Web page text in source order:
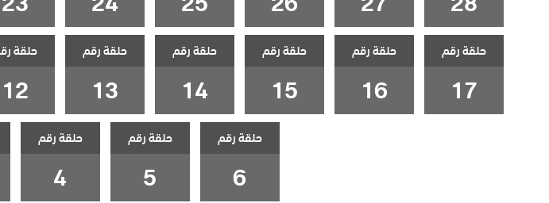
حلقة رقم
17
حلقة رقم
16
حلقة رقم
15
حلقة رقم
14
حلقة رقم
13
حلقة
12
حلقة رقم
6
حلقة رقم
5
حلقة رقم
4